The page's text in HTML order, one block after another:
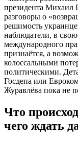
президента Михаил
разговоры о
решимость
наблюдатели, в
международного
признаётся, а
колоссальными
политическими.
Госдепа или
Журавлёва пока не
Что
чего ждать